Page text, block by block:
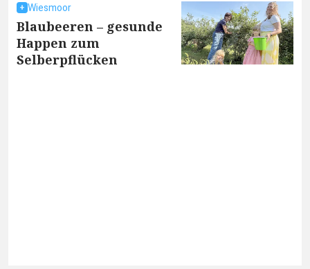
Wiesmoor
Blaubeeren – gesunde
Happen zum
Selberpflücken